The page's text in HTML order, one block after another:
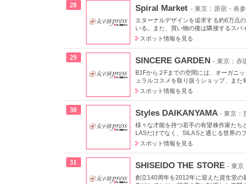
28 Spiral Market - 東京：原宿・表
エターナルデザインを追求する約6万点
いる。また、買い物の後は隣接するスパ
スポット情報を見る
29 SINCERE GARDEN - 東京：赤
B1Fから２Fまでの空間には、オーガニ
ュラルコスメを取り扱うショップ、また
スポット情報を見る
30 Styles DAIKANYAMA - 東京：
様々な才能を持つ若手の有望株作家た
LASだけでなく、SILASと通じる世界の
スポット情報を見る
31 SHISEIDO THE STORE - 東京
創立140周年を2012年に迎えた資生堂